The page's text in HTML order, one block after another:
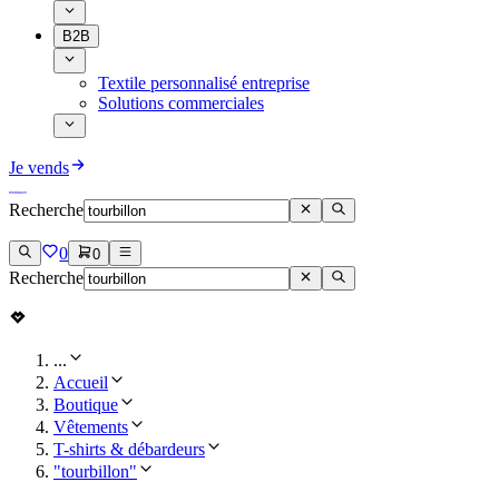
B2B
Textile personnalisé entreprise
Solutions commerciales
Je vends
Recherche
0 0
Recherche
...
Accueil
Boutique
Vêtements
T-shirts & débardeurs
"tourbillon"